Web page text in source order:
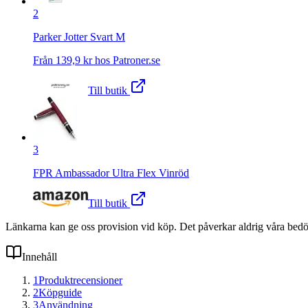
2
Parker Jotter Svart M
Från 139,9 kr hos Patroner.se
Till butik
3
FPR Ambassador Ultra Flex Vinröd
Till butik
Länkarna kan ge oss provision vid köp. Det påverkar aldrig våra
Innehåll
1Produktrecensioner
2Köpguide
3Användning